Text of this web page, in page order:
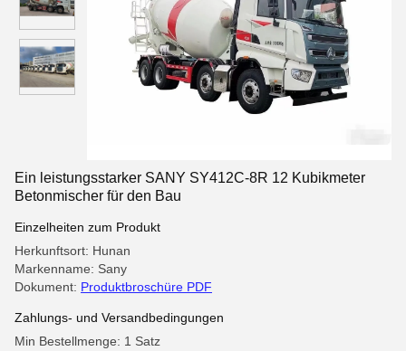
Ein leistungsstarker SANY SY412C-8R 12 Kubikmeter
Betonmischer für den Bau
Einzelheiten zum Produkt
Herkunftsort: Hunan
Markenname: Sany
Dokument: Produktbroschüre PDF
Zahlungs- und Versandbedingungen
Min Bestellmenge: 1 Satz